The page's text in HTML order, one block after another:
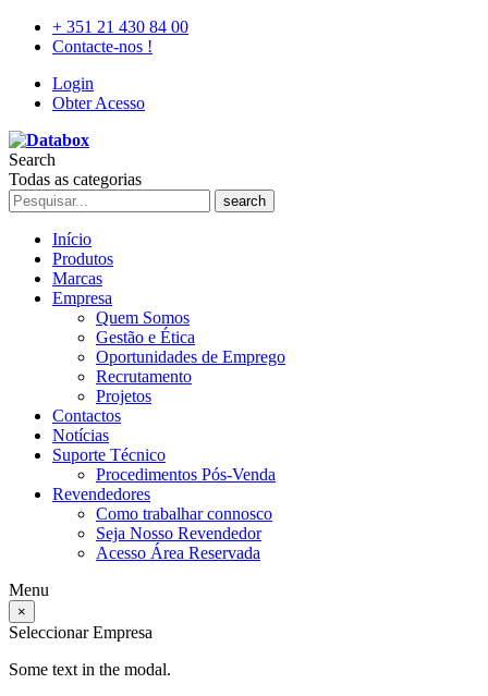
+ 351 21 430 84 00
Contacte-nos !
Login
Obter Acesso
Search
Todas as categorias
search
Início
Produtos
Marcas
Empresa
Quem Somos
Gestão e Ética
Oportunidades de Emprego
Recrutamento
Projetos
Contactos
Notícias
Suporte Técnico
Procedimentos Pós-Venda
Revendedores
Como trabalhar connosco
Seja Nosso Revendedor
Acesso Área Reservada
Menu
×
Seleccionar Empresa
Some text in the modal.